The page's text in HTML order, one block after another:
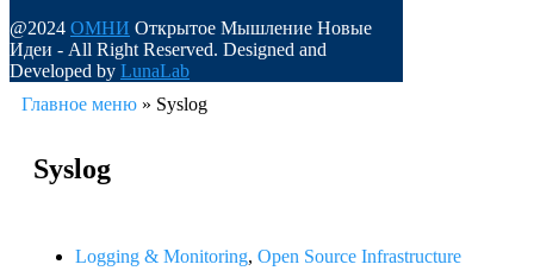
@2024 ОМНИ Открытое Мышление Новые
Идеи - All Right Reserved. Designed and
Developed by LunaLab
Главное меню » Syslog
Syslog
Logging & Monitoring, Open Source Infrastructure